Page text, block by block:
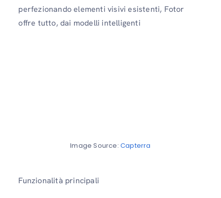
perfezionando elementi visivi esistenti, Fotor
offre tutto, dai modelli intelligenti
Image Source:Capterra
Funzionalità principali